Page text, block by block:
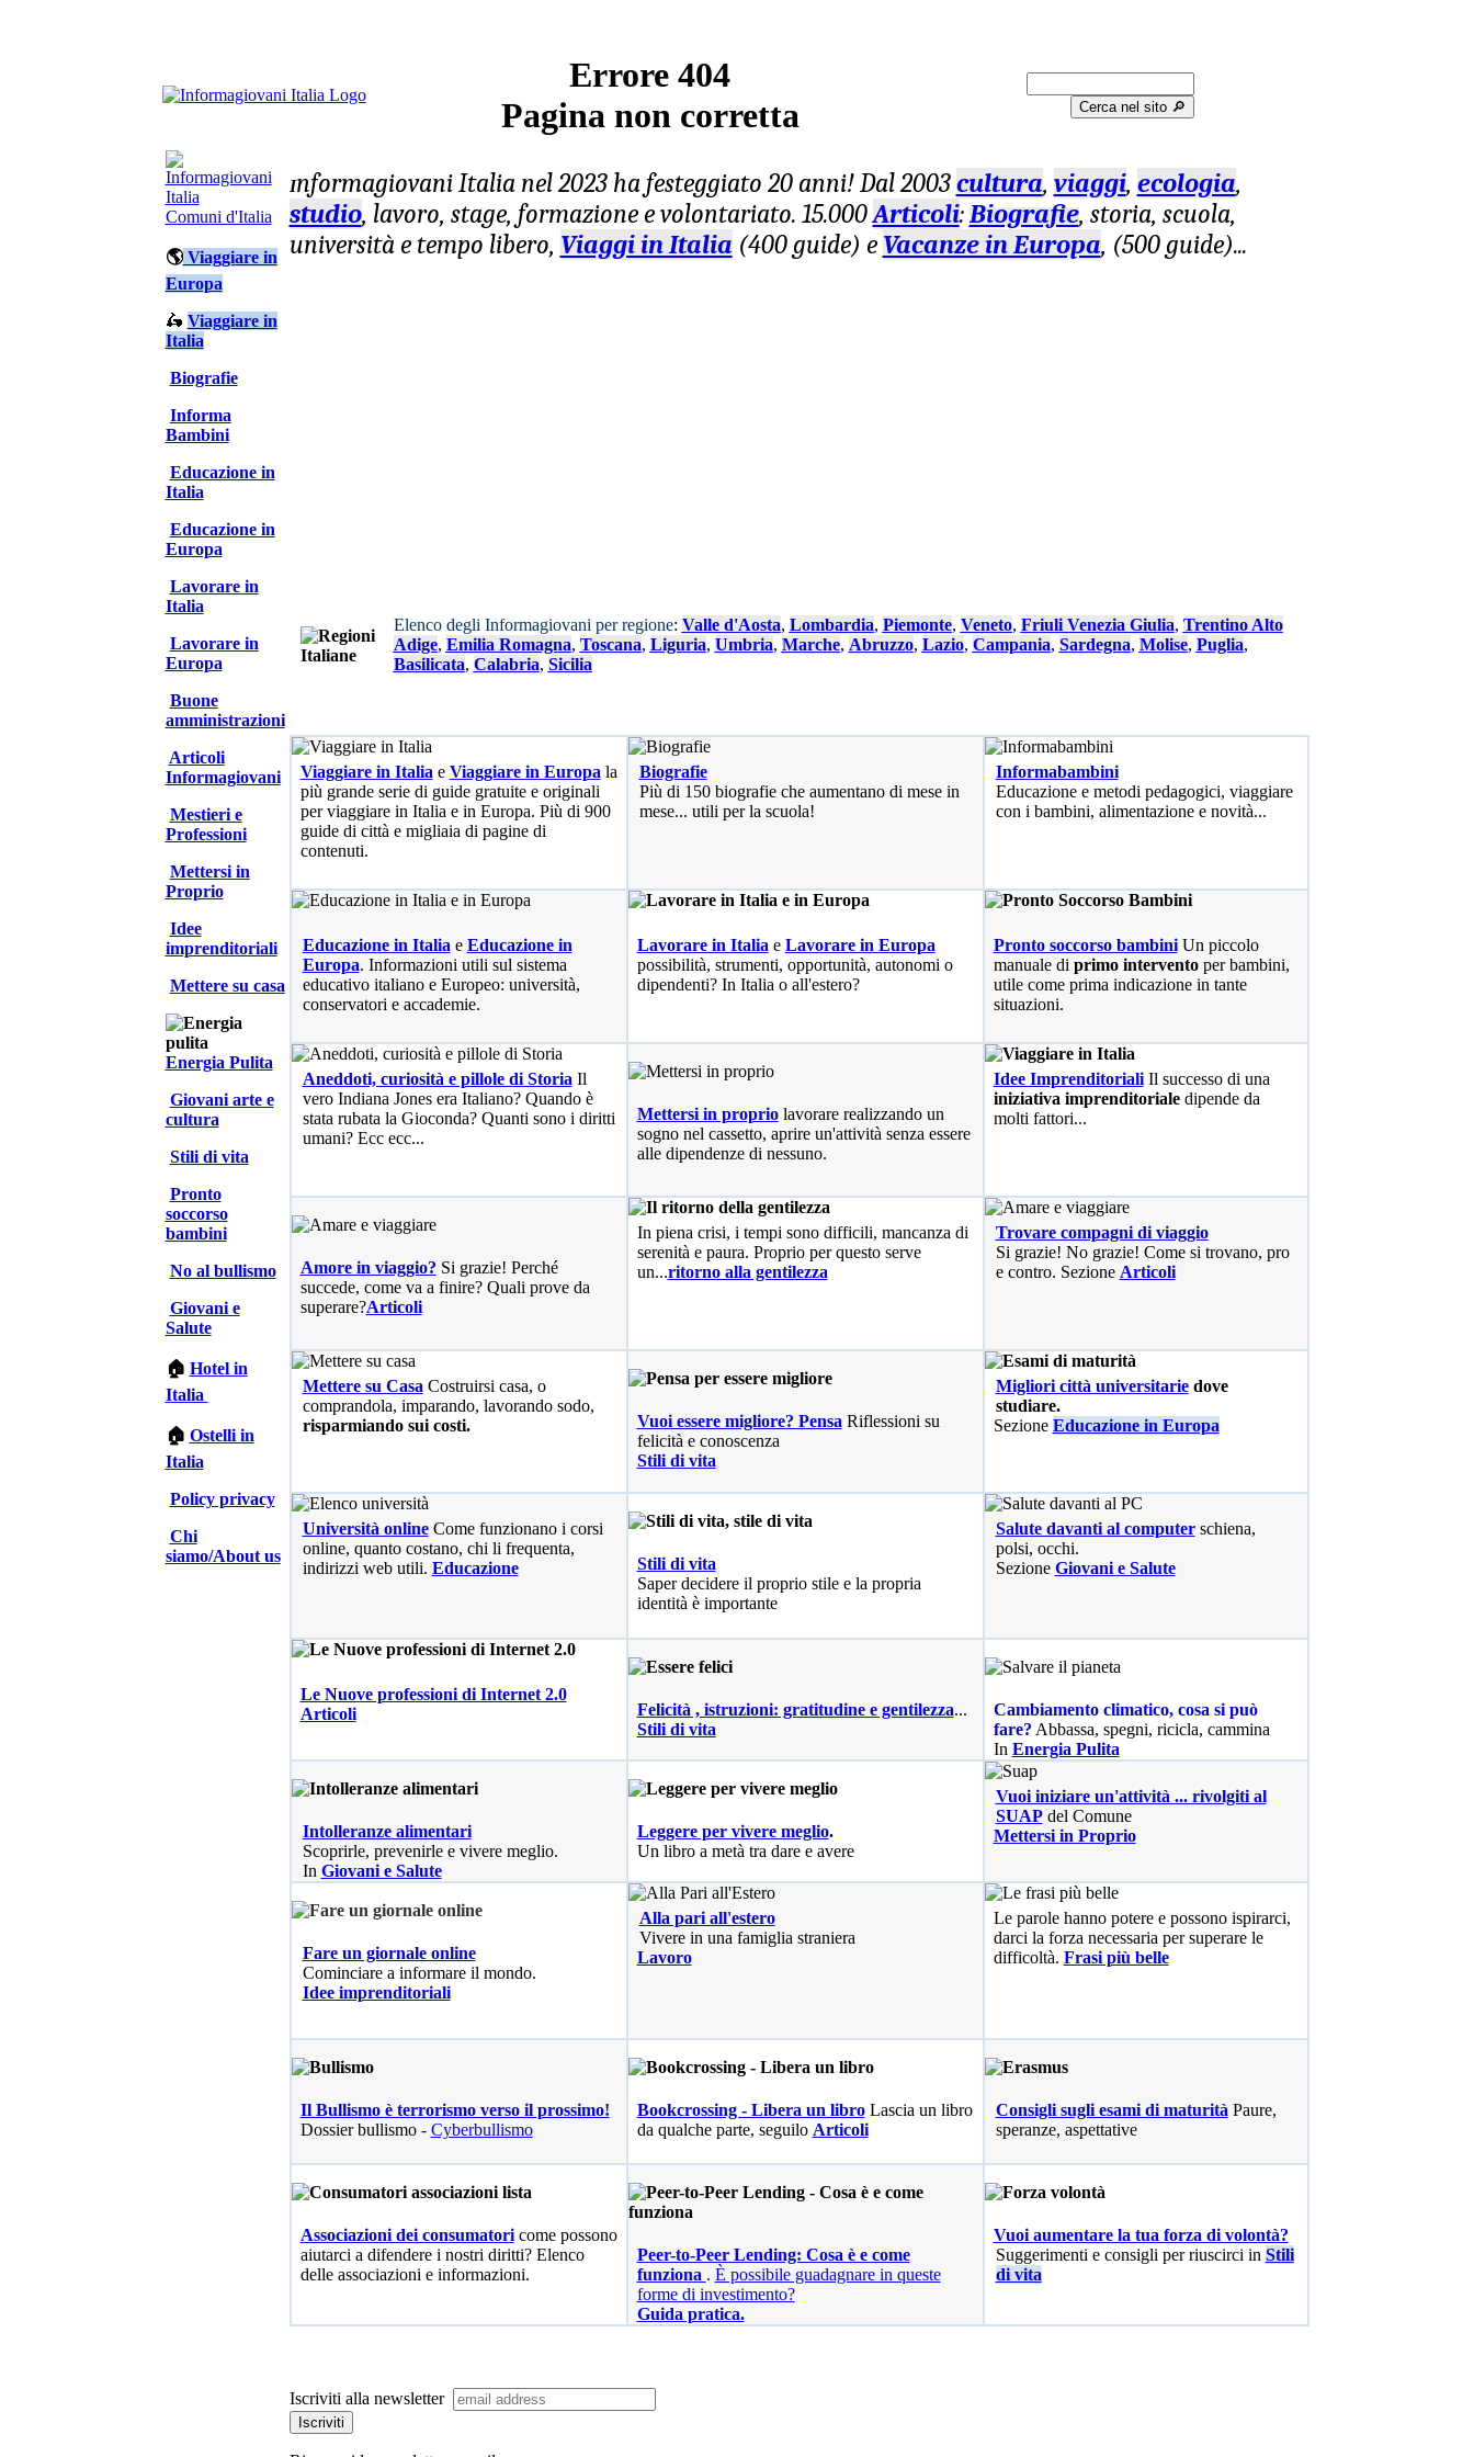
Errore 404
Pagina non corretta
Cerca nel sito 🔎︎
Comuni d'Italia
🌎Viaggiare in
Europa
🛵 Viaggiare in
Italia
Biografie
Informa
Bambini
Educazione in
Italia
Educazione in
Europa
Lavorare in
Italia
Lavorare in
Europa
Buone
amministrazioni
Articoli
Informagiovani
Mestieri e
Professioni
Mettersi in
Proprio
Idee
imprenditoriali
Mettere su casa
Energia Pulita
Giovani arte e
cultura
Stili di vita
Pronto
soccorso
bambini
No al bullismo
Giovani e
Salute
🏠 Hotel in
Italia
🏠 Ostelli in
Italia
Policy privacy
Chi
siamo/About us
InformagiovaniItalia nel 2023 ha festeggiato 20 anni! Dal 2003cultura, viaggi, ecologia,
studio, lavoro, stage, formazione e volontariato. 15.000Articoli:Biografie, storia, scuola,
università e tempo libero, Viaggi in Italia (400 guide) e Vacanze in Europa, (500 guide)...
Elenco degli Informagiovani per regione: Valle d'Aosta, Lombardia, Piemonte, Veneto, Friuli Venezia Giulia, Trentino Alto
Adige, Emilia Romagna, Toscana, Liguria, Umbria, Marche, Abruzzo, Lazio, Campania, Sardegna, Molise, Puglia,
Basilicata, Calabria, Sicilia
Viaggiare in Italia e Viaggiare in Europa la
più grande serie di guide gratuite e originali
per viaggiare in Italia e in Europa. Più di 900
guide di città e migliaia di pagine di
contenuti.
Biografie
Più di 150 biografie che aumentano di mese in
mese... utili per la scuola!
Informabambini
Educazione e metodi pedagogici, viaggiare
con i bambini, alimentazione e novità...
Educazione in Italia e Educazione in
Europa. Informazioni utili sul sistema
educativo italiano e Europeo: università,
conservatori e accademie.
Lavorare in Italia e Lavorare in Europa
possibilità, strumenti, opportunità, autonomi o
dipendenti? In Italia o all'estero?
Pronto soccorso bambiniUn piccolo
manuale di primo interventoper bambini,
utile come prima indicazione in tante
situazioni.
Aneddoti, curiosità e pillole di Storia Il
vero Indiana Jones era Italiano? Quando è
stata rubata la Gioconda? Quanti sono i diritti
umani? Ecc ecc...
Mettersi in propriolavorare realizzando un
sogno nel cassetto, aprire un'attività senza essere
alle dipendenze di nessuno.
Idee ImprenditorialiIl successo di una
iniziativa imprenditorialedipende da
molti fattori...
Amore in viaggio? Si grazie! Perché
succede, come va a finire? Quali prove da
superare?Articoli
In piena crisi, i tempi sono difficili, mancanza di
serenità e paura. Proprio per questo serve
un...ritorno alla gentilezza
Trovare compagni di viaggio
Si grazie! No grazie! Come si trovano, pro
e contro. Sezione Articoli
Mettere su Casa Costruirsi casa, o
comprandola, imparando, lavorando sodo,
risparmiando sui costi.
Vuoi essere migliore? Pensa Riflessioni su
felicità e conoscenza
Stili di vita
Migliori città universitariedove
studiare.
Sezione Educazione in Europa
Università online Come funzionano i corsi
online, quanto costano, chi li frequenta,
indirizzi web utili. Educazione
Stili di vita
Saper decidere il proprio stile e la propria
identità è importante
Salute davanti al computerschiena,
polsi, occhi.
Sezione Giovani e Salute
Le Nuove professioni di Internet 2.0
Articoli
Felicità , istruzioni: gratitudine e gentilezza...
Stili di vita
Cambiamento climatico, cosa si può
fare? Abbassa, spegni, ricicla, cammina
In Energia Pulita
Intolleranze alimentari
Scoprirle, prevenirle e vivere meglio.
In Giovani e Salute
Leggere per vivere meglio.
Un libro a metà tra dare e avere
Vuoi iniziare un'attività ... rivolgiti al
SUAPdel Comune
Mettersi in Proprio
Fare un giornale online
Cominciare a informare il mondo.
Idee imprenditoriali
Alla pari all'estero
Vivere in una famiglia straniera
Lavoro
Le parole hanno potere e possono ispirarci,
darci la forza necessaria per superare le
difficoltà. Frasi più belle
Il Bullismo è terrorismo verso il prossimo!
Dossier bullismo - Cyberbullismo
Bookcrossing - Libera un libroLascia un libro
da qualche parte, seguilo Articoli
Consigli sugli esami di maturità Paure,
speranze, aspettative
Associazioni dei consumatoricome possono
aiutarci a difendere i nostri diritti? Elenco
delle associazioni e informazioni.
Peer-to-Peer Lending: Cosa è e come
funziona . È possibile guadagnare in queste
forme di investimento?
Guida pratica.
Vuoi aumentare la tua forza di volontà?
Suggerimenti e consigli per riuscirci in Stili
di vita
Iscriviti alla newsletter